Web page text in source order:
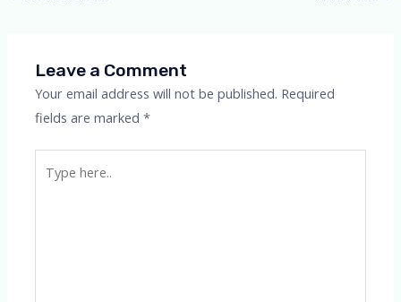
Leave a Comment
Your email address will not be published. Required
fields are marked*
here..